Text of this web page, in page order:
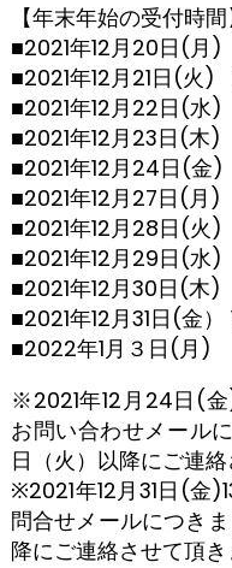
【年末年始の受付時
■2021年12月20日(月
■2021年12月21日(火
■2021年12月22日(水
■2021年12月23日(木
■2021年12月24日(金
■2021年12月27日(月
■2021年12月28日(火
■2021年12月29日(水
■2021年12月30日(木
■2021年12月31日(金
■2022年1月３日(
※2021年12月24日(金
お問い合わせメール
日（火）以降にご連絡
※2021年12月31日(金
問合せメールにつき
降にご連絡させて頂き